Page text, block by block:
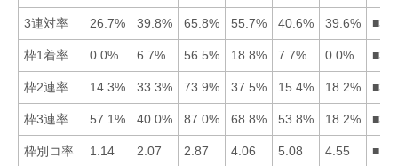
3連対率 26.7% 39.8% 65.8% 55.7% 40.6% 39.6%
枠1着率 0.0% 6.7% 56.5% 18.8% 7.7% 0.0%
枠2連率 14.3% 33.3% 73.9% 37.5% 15.4% 18.2%
枠3連率 57.1% 40.0% 87.0% 68.8% 53.8% 18.2%
枠別コ率 1.14 2.07 2.87 4.06 5.08 4.55